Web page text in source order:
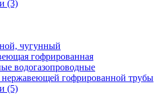
(3)
чугунный
гофрированная
водогазопроводные
гофрированной трубы
(5)